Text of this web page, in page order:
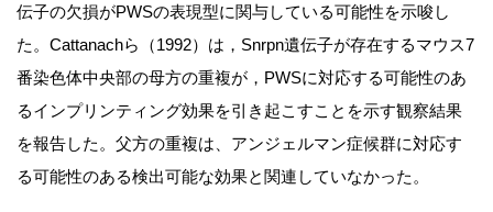
伝子の欠損がPWSの表現型に関与している可能性を示唆し
た。Cattanachら（1992）は，Snrpn遺伝子が存在するマウス7
番染色体中央部の母方の重複が，PWSに対応する可能性のあ
るインプリンティング効果を引き起こすことを示す観察結果
を報告した。父方の重複は、アンジェルマン症候群に対応す
る可能性のある検出可能な効果と関連していなかった。